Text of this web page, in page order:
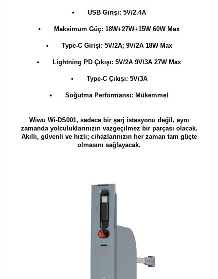
• USB Girişi: 5V/2.4A
• Maksimum Güç: 18W+27W+15W 60W Max
• Type-C Girişi: 5V/2A; 9V/2A 18W Max
• Lightning PD Çıkışı: 5V/2A 9V/3A 27W Max
• Type-C Çıkışı: 5V/3A
• Soğutma Performansı: Mükemmel
Wiwu Wi-DS001, sadece bir şarj istasyonu değil, aynı
zamanda yolculuklarınızın vazgeçilmez bir parçası olacak.
Akıllı, güvenli ve hızlı; cihazlarınızın her zaman tam güçte
olmasını sağlayacak.